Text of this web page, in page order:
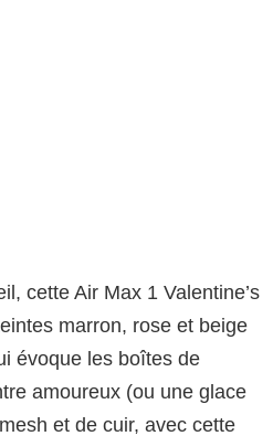
cette Air Max 1 Valentine’s
marron, rose et beige
évoque les boîtes de
amoureux (ou une glace
et de cuir, avec cette